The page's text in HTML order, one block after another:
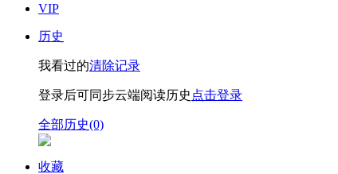
VIP
历史
我看过的清除记录
登录后可同步云端阅读历史 点击登录
全部历史(0)
收藏